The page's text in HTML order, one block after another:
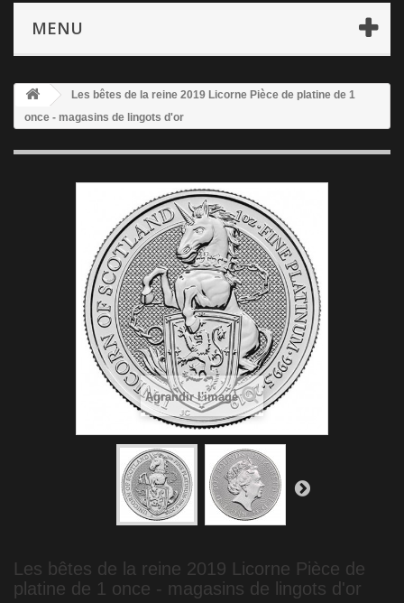
MENU
Les bêtes de la reine 2019 Licorne Pièce de platine de 1
once - magasins de lingots d'or
Agrandir l'image
Les bêtes de la reine 2019 Licorne Pièce de
platine de 1 once - magasins de lingots d'or